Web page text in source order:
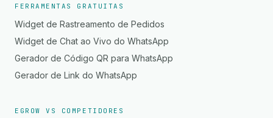
FERRAMENTAS GRATUITAS
Widget de Rastreamento de Pedidos
Widget de Chat ao Vivo do WhatsApp
Gerador de Código QR para WhatsApp
Gerador de Link do WhatsApp
EGROW VS COMPETIDORES